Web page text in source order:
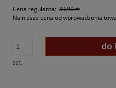
Cena regularna: 39,90 zł
Najniższa cena od wprowadzenia
szt.
do